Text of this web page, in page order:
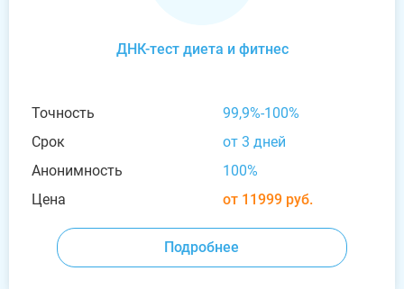
ДНК-тест диета и фитнес
Точность
99,9%-100%
Срок
от 3 дней
Анонимность
100%
Цена
от 11999 руб.
Подробнее